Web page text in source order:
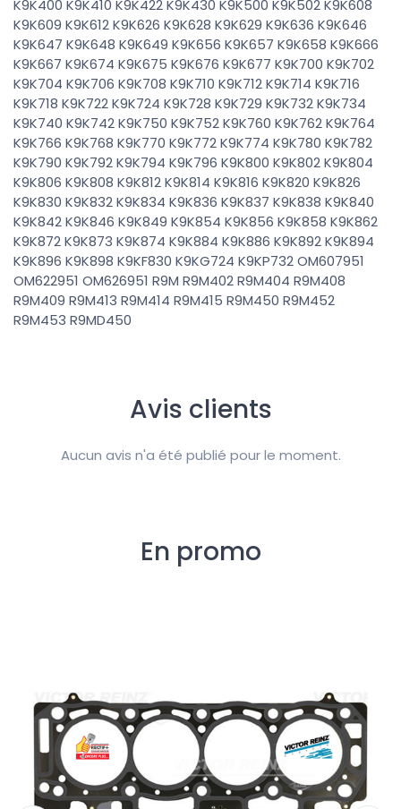
K9K400 K9K410 K9K422 K9K430 K9K500 K9K502 K9K608
K9K609 K9K612 K9K626 K9K628 K9K629 K9K636 K9K646
K9K647 K9K648 K9K649 K9K656 K9K657 K9K658 K9K666
K9K667 K9K674 K9K675 K9K676 K9K677 K9K700 K9K702
K9K704 K9K706 K9K708 K9K710 K9K712 K9K714 K9K716
K9K718 K9K722 K9K724 K9K728 K9K729 K9K732 K9K734
K9K740 K9K742 K9K750 K9K752 K9K760 K9K762 K9K764
K9K766 K9K768 K9K770 K9K772 K9K774 K9K780 K9K782
K9K790 K9K792 K9K794 K9K796 K9K800 K9K802 K9K804
K9K806 K9K808 K9K812 K9K814 K9K816 K9K820 K9K826
K9K830 K9K832 K9K834 K9K836 K9K837 K9K838 K9K840
K9K842 K9K846 K9K849 K9K854 K9K856 K9K858 K9K862
K9K872 K9K873 K9K874 K9K884 K9K886 K9K892 K9K894
K9K896 K9K898 K9KF830 K9KG724 K9KP732 OM607951
OM622951 OM626951 R9M R9M402 R9M404 R9M408
R9M409 R9M413 R9M414 R9M415 R9M450 R9M452
R9M453 R9MD450
Avis clients
Aucun avis n'a été publié pour le moment.
En promo